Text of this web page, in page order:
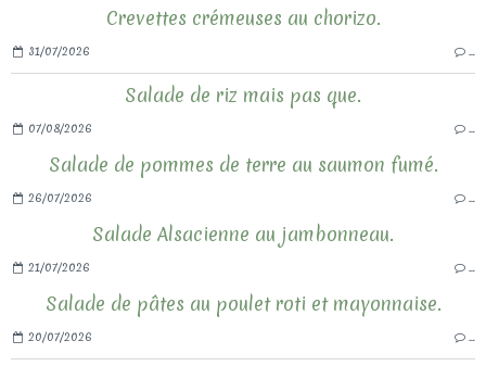
Crevettes crémeuses au chorizo.
31/07/2026
Salade de riz mais pas que.
07/08/2026
Salade de pommes de terre au saumon fumé.
26/07/2026
Salade Alsacienne au jambonneau.
21/07/2026
Salade de pâtes au poulet roti et mayonnaise.
20/07/2026